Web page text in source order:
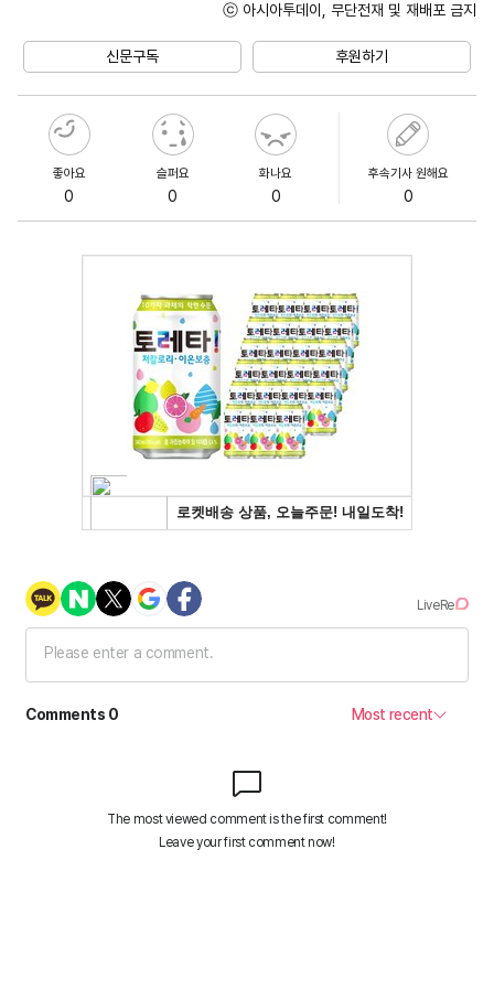
ⓒ 아시아투데이, 무단전재 및 재배포 금지
신문구독 후원하기
좋아요
0
슬퍼요
0
화나요
0
후속기사 원해요
0